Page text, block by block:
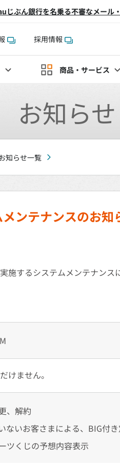
じぶん銀行を名乗る不審なメール
採用情報
商品・サービス
お知らせ
知らせ一覧
ンテナンスのお知
施するシステムメンテナン
けません。
、解約
ないお客さまによる、BIG付
ツくじの予想内容表示